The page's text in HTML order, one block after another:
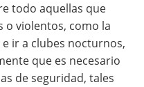
todo aquellas que
violentos, como la
e ir a clubes nocturnos,
que es necesario
de seguridad, tales